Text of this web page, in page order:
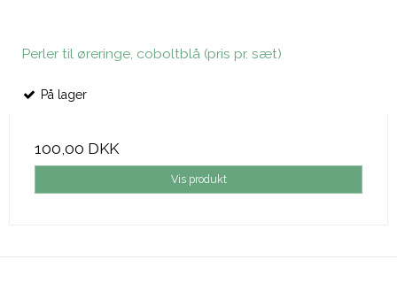
Perler til øreringe, coboltblå (pris pr. sæt)
På lager
100,00 DKK
Vis produkt